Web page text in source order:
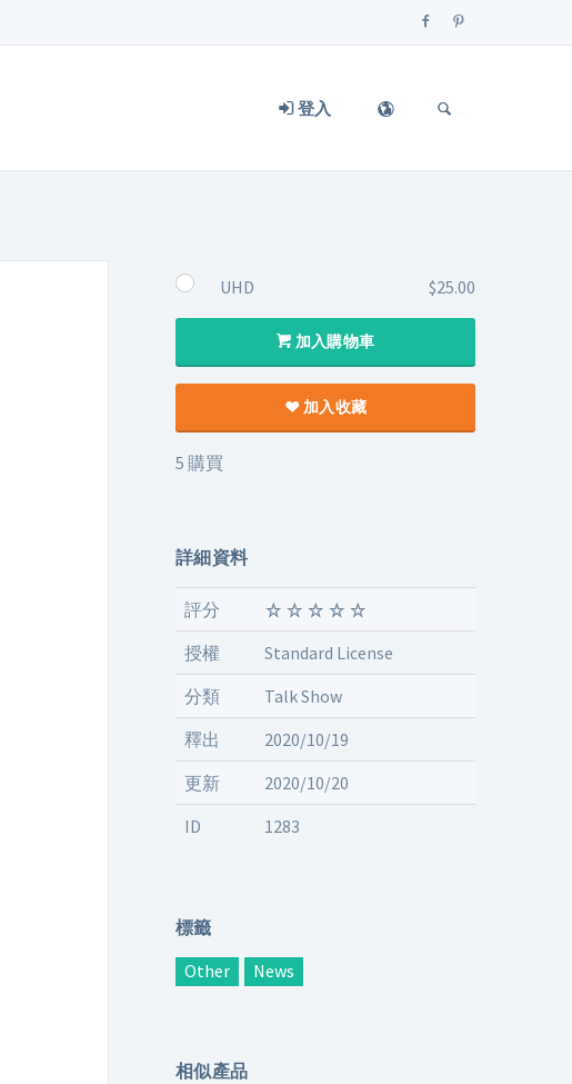
登入
UHD $25.00
加入購物車
加入收藏
5 購買
詳細資料
評分
授權
Standard License
分類
Talk Show
釋出
2020/10/19
更新
2020/10/20
ID
1283
標籤
Other News
相似產品